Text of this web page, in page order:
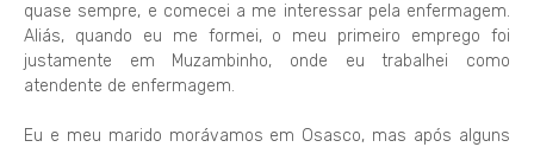
quase sempre, e comecei a me interessar pela enfermagem.
Aliás, quando eu me formei, o meu primeiro emprego foi
justamente em Muzambinho, onde eu trabalhei como
atendente de enfermagem.
Eu e meu marido morávamos em Osasco, mas após alguns